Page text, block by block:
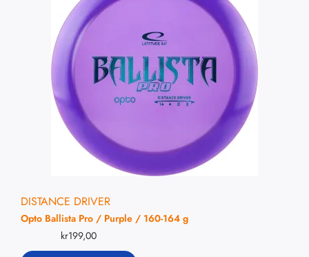
DISTANCE DRIVER
Opto Ballista Pro / Purple / 160-164 g
kr199,00